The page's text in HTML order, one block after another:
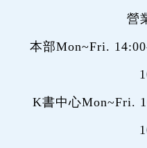
營
本部Mon~Fri.
K書中心Mon~Fri.